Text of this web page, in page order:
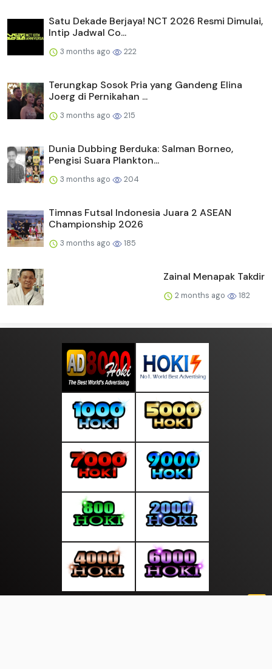
Satu Dekade Berjaya! NCT 2026 Resmi Dimulai,
Intip Jadwal Co...
3 months ago 222
Terungkap Sosok Pria yang Gandeng Elina
Joerg di Pernikahan ...
3 months ago 215
Dunia Dubbing Berduka: Salman Borneo,
Pengisi Suara Plankton...
3 months ago 204
Timnas Futsal Indonesia Juara 2 ASEAN
Championship 2026
3 months ago 185
Zainal Menapak Takdir
2 months ago 182